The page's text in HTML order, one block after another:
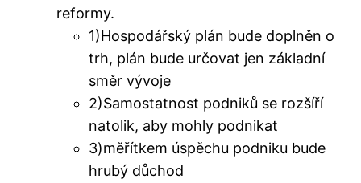
reformy.
1)Hospodářský plán bude doplněn o
trh, plán bude určovat jen základní
směr vývoje
2)Samostatnost podniků se rozšíří
natolik, aby mohly podnikat
3)měřítkem úspěchu podniku bude
hrubý důchod